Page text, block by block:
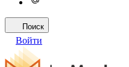
Поиск
Войти